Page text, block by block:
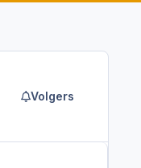
Volgers